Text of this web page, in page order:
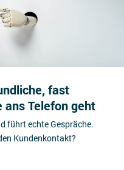
fast
ans Telefon geht
führt echte Gespräche.
Kundenkontakt?